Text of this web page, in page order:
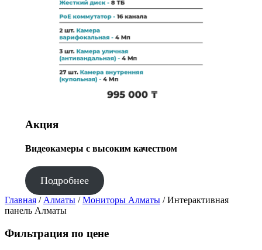
Акция
Видеокамеры с высоким качеством
Подробнее
Главная / Алматы /Мониторы Алматы / Интерактивная
панель Алматы
Фильтрация по цене